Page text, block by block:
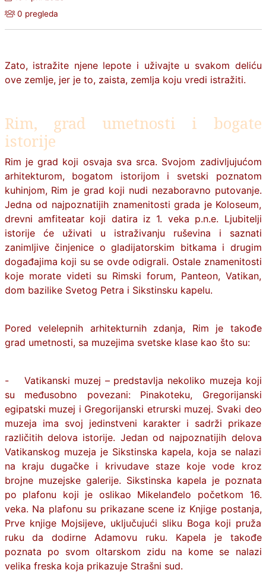
0 pregleda
Zato, istražite njene lepote i uživajte u svakom deliću
ove zemlje, jer je to, zaista, zemlja koju vredi istražiti.
Rim, grad umetnosti i bogate
istorije
Rim je grad koji osvaja sva srca. Svojom zadivljujućom
arhitekturom, bogatom istorijom i svetski poznatom
kuhinjom, Rim je grad koji nudi nezaboravno putovanje.
Jedna od najpoznatijih znamenitosti grada je Koloseum,
drevni amfiteatar koji datira iz 1. veka p.n.e. Ljubitelji
istorije će uživati u istraživanju ruševina i saznati
zanimljive činjenice o gladijatorskim bitkama i drugim
događajima koji su se ovde odigrali. Ostale znamenitosti
koje morate videti su Rimski forum, Panteon, Vatikan,
dom bazilike Svetog Petra i Sikstinsku kapelu.
Pored velelepnih arhitekturnih zdanja, Rim je takođe
grad umetnosti, sa muzejima svetske klase kao što su:
- Vatikanski muzej – predstavlja nekoliko muzeja koji
su međusobno povezani: Pinakoteku, Gregorijanski
egipatski muzej i Gregorijanski etrurski muzej. Svaki deo
muzeja ima svoj jedinstveni karakter i sadrži prikaze
različitih delova istorije. Jedan od najpoznatijih delova
Vatikanskog muzeja je Sikstinska kapela, koja se nalazi
na kraju dugačke i krivudave staze koje vode kroz
brojne muzejske galerije. Sikstinska kapela je poznata
po plafonu koji je oslikao Mikelanđelo početkom 16.
veka. Na plafonu su prikazane scene iz Knjige postanja,
Prve knjige Mojsijeve, uključujući sliku Boga koji pruža
ruku da dodirne Adamovu ruku. Kapela je takođe
poznata po svom oltarskom zidu na kome se nalazi
velika freska koja prikazuje Strašni sud.